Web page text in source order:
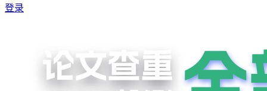
登录